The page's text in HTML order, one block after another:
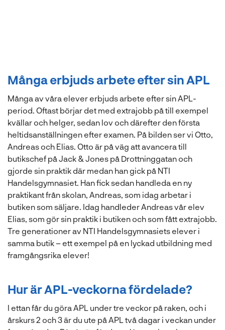
Många erbjuds arbete efter sin APL
Många av våra elever erbjuds arbete efter sin APL-
period. Oftast börjar det med extrajobb på till exempel
kvällar och helger, sedan lov och därefter den första
heltidsanställningen efter examen. På bilden ser vi Otto,
Andreas och Elias. Otto är på väg att avancera till
butikschef på Jack & Jones på Drottninggatan och
gjorde sin praktik där medan han gick på NTI
Handelsgymnasiet. Han fick sedan handleda en ny
praktikant från skolan, Andreas, som idag arbetar i
butiken som säljare. Idag handleder Andreas vår elev
Elias, som gör sin praktik i butiken och som fått extrajobb.
Tre generationer av NTI Handelsgymnasiets elever i
samma butik – ett exempel på en lyckad utbildning med
framgångsrika elever!
Hur är APL-veckorna fördelade?
I ettan får du göra APL under tre veckor på raken, och i
årskurs 2 och 3 är du ute på APL två dagar i veckan under